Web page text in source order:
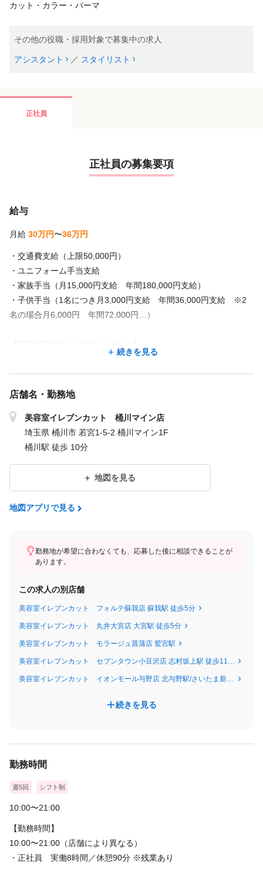
カット・カラー・パーマ
その他の役職・採用対象で募集中の求人
アシスタント ／ スタイリスト
正社員
正社員の募集要項
給与
月給 30万円〜36万円
・交通費支給（上限50,000円）
・ユニフォーム手当支給
・家族手当（月15,000円支給 年間180,000円支給）
・子供手当（1名につき月3,000円支給 年間36,000円支給 ※2
名の場合月6,000円 年間72,000円…）
・上級店長 月給35万～/年収460万～
・スーパーバイザー 月給42万～/年収550万～
ーーーーーーーーーーーーーーーーーーーーーーー
・教育長 月給35万～/年収460万～
ーーーーーーーーーーーーーーーーーーーーーーー
・本社勤務 月給30万～/年収380万～
・統括マネージャー 月給35万～/年収460万～
＜試用期間あり＞ 2ヶ月 / 月給 300,000円 〜 360,000円
続きを見る
店舗名・勤務地
美容室イレブンカット 桶川マイン店
埼玉県 桶川市 若宮1-5-2 桶川マイン1F
桶川駅 徒歩 10分
地図を見る
地図アプリで見る
勤務地が希望に合わなくても、応募した後に相談できることが
あります。
この求人の別店舗
美容室イレブンカット フォルテ蘇我店 蘇我駅 徒歩5分
美容室イレブンカット 丸井大宮店 大宮駅 徒歩5分
美容室イレブンカット モラージュ菖蒲店 鷲宮駅
美容室イレブンカット セブンタウン小豆沢店 志村坂上駅 徒歩11分/志村三丁目駅 徒歩13分
美容室イレブンカット イオンモール与野店 北与野駅/さいたま新都心駅
続きを見る
勤務時間
週5回 シフト制
10:00〜21:00
【勤務時間】
10:00〜21:00（店舗により異なる）
・正社員 実働8時間／休憩90分 ※残業あり